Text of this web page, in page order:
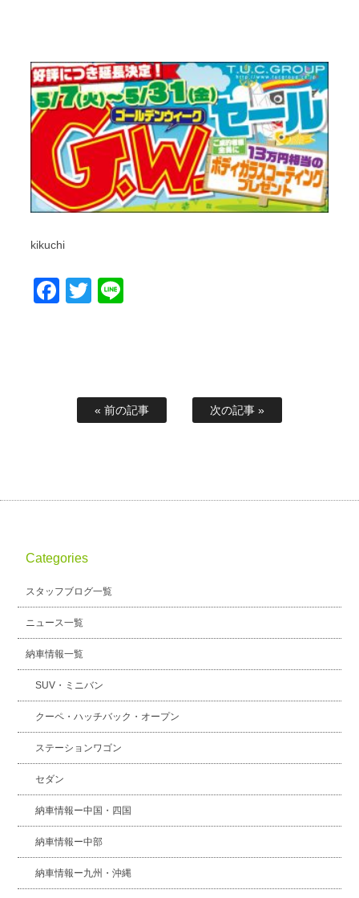
kikuchi
Facebook
Twitter
« 前の記事 次の記事 »
Categories
スタッフブログ一覧
ニュース一覧
納車情報一覧
SUV・ミニバン
クーペ・ハッチバック・オープン
ステーションワゴン
セダン
納車情報ー中国・四国
納車情報ー中部
納車情報ー九州・沖縄